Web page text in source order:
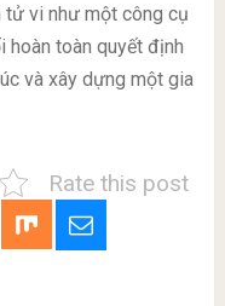
vi như một công cụ
hoàn toàn quyết định
và xây dựng một gia
Rate this post